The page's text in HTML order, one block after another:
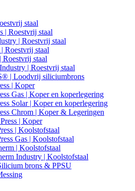
staal
| Roestvrij staal
| Roestvrij staal
Roestvrij staal
staal
| Roestvrij staal
| Loodvrij siliciumbrons
| Koper
Gas | Koper en koperlegering
Solar | Koper en koperlegering
Chrom | Koper & Legeringen
| Koper
| Koolstofstaal
Gas | Koolstofstaal
| Koolstofstaal
Industry | Koolstofstaal
brons & PPSU